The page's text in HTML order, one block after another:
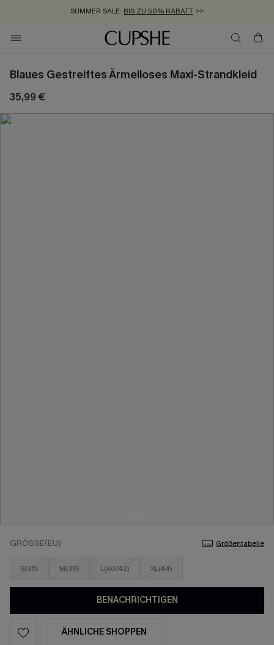
SUMMER SALE: BIS ZU 50% RABATT >>
ZUM NEWSLETTER:BIS ZU -20% EXTRA ERHALTEN
KOSTENLOSER VERSAND AB 89 €
Blaues Gestreiftes Ärmelloses Maxi-Strandkleid
35,99 €
GRÖSSE(EU) Größentabelle
S(36) M(38) L(40/42) XL(44)
BENACHRICHTIGEN
ÄHNLICHE SHOPPEN